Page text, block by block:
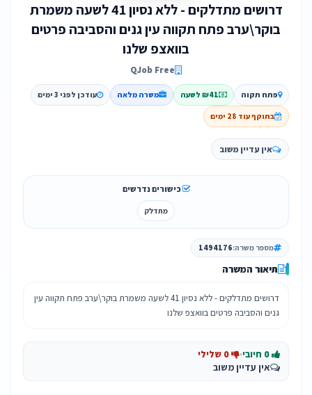
דרושים מתדלקים - ללא נסיון 41 לשעה משמרת
בוקר\ערב פתח תקווה עין גנים והסביבה פרטים
בוואצפ שלנו
QJob Free
פתח תקוה ₪41 לשעה משרה מלאה עודכן לפני 3 ימים
בתוקף עוד 28 ימים
אין עדיין משוב
כישורים נדרשים
מתדלק
מספר משרה:1494176
תיאור המשרה
דרושים מתדלקים - ללא נסיון 41 לשעה משמרת בוקר\ערב פתח תקווה עין
גנים והסביבה פרטים בוואצפ שלנו
·
אין עדיין משוב